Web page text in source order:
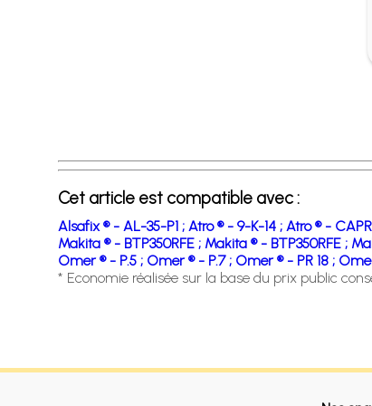
Cet article est compatible avec :
Alsafix ® - AL-35-P1 ; Atro ® - 9-K-14 ; Atro ® -
Makita ® - BTP350RFE ; Makita ® - BTP350RFE ;
Omer ® - P.5 ; Omer ® - P.7 ; Omer ® - PR 18 ;
* Economie réalisée sur la base du prix public